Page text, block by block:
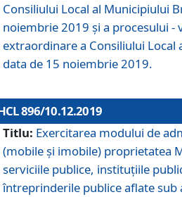
Consiliului Local al Municipiului
noiembrie 2019 și a procesului -
extraordinare a Consiliului
data de 15 noiembrie 2019.
896/10.12.2019
Titlu: Exercitarea modului de
(mobile și imobile) proprietatea
serviciile publice, instituțiile
întreprinderile publice aflate